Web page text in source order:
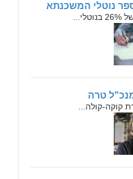
נוטלי המשכנתא
טרה
קוקה-קולה...